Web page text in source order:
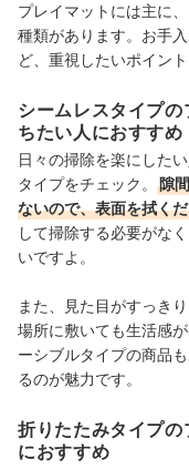
プレイマットには主に
種類があります。お手
ど、重視したいポイン
シームレスタイプ
ちたい人におすすめ
日々の掃除を楽にした
タイプをチェック。
隙
ないので、表面を拭く
して掃除する必要がな
いですよ。
また、見た目がすっき
場所に敷いても生活感
ーシブルタイプの商品
るのが魅力です。
折りたたみタイプ
におすすめ